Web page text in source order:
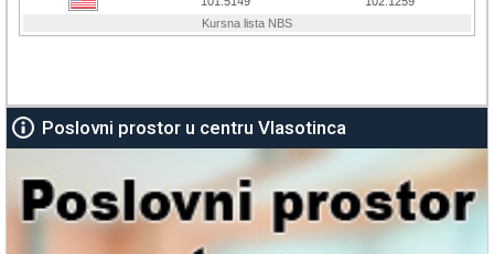
Poslovni prostor u centru Vlasotinca